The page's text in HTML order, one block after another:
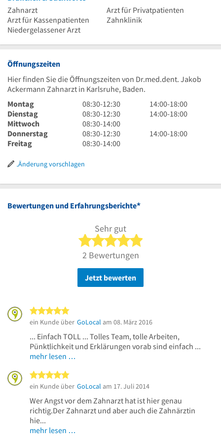
Zahnarzt
Arzt für Privatpatienten
Arzt für Kassenpatienten
Zahnklinik
Niedergelassener Arzt
Öffnungszeiten
Hier finden Sie die Öffnungszeiten von Dr.med.dent. Jakob
Ackermann Zahnarzt in Karlsruhe, Baden.
Montag
8
Uhr
30
bis
12
30
08:30-12:30
14
Uhr
18
14:00-18:00
Dienstag
8
Uhr
30
bis
Uhr
08:30-12:30
14
bis
14:00-18:00
Mittwoch
8
Uhr
30
14
08:30-14:00
Donnerstag
8
Uhr
bis
Uhr
08:30-12:30
14
14:00-18:00
Freitag
8
30
14
08:30-14:00
Änderung vorschlagen
Bewertungen und Erfahrungsberichte*
Sehr gut
5 von 5 Sternen
2 Bewertungen
Jetzt bewerten
ein Kunde über GoLocal am 08. März 2016
... Einfach TOLL ... Tolles Team, tolle Arbeiten,
Pünktlichkeit und Erklärungen vorab sind einfach ...
mehr lesen …
ein Kunde über GoLocal am 17. Juli 2014
Wer Angst vor dem Zahnarzt hat ist hier genau
richtig.Der Zahnarzt und aber auch die Zahnärztin
hie...
mehr lesen …